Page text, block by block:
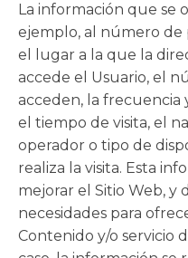
La información que se
ejemplo, al número de
el lugar a la que la
accede el Usuario, el
acceden, la frecuencia
el tiempo de visita, el
operador o tipo de
realiza la visita. Esta
mejorar el Sitio Web, y
necesidades para
Contenido y/o servicio